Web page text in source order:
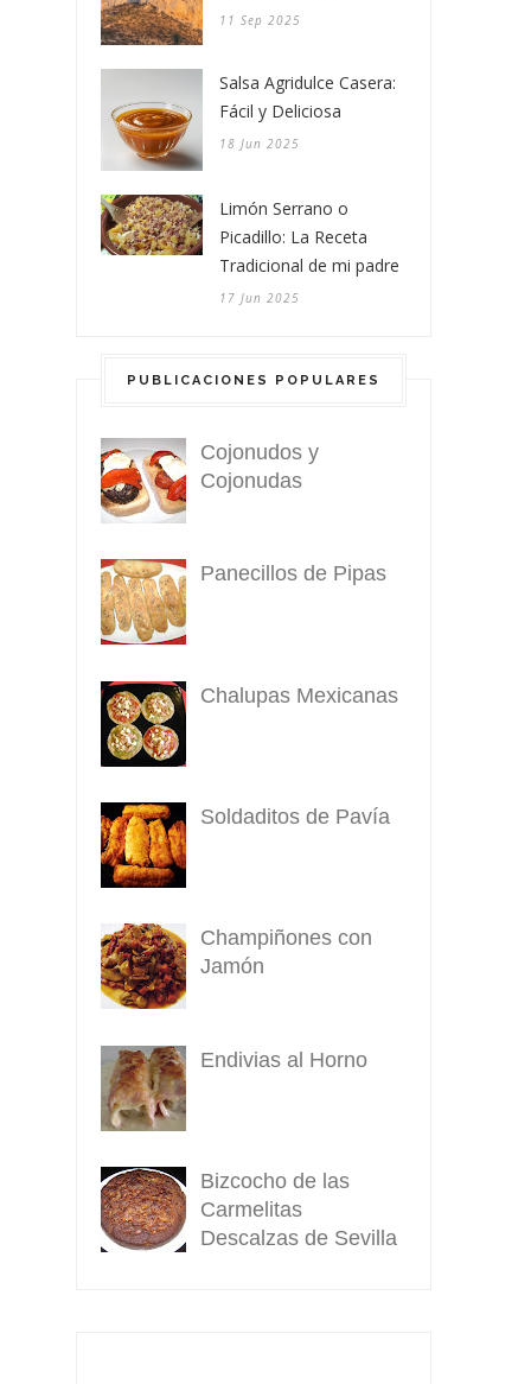
11 Sep 2025
Salsa Agridulce Casera:
Fácil y Deliciosa
18 Jun 2025
Limón Serrano o
Picadillo: La Receta
Tradicional de mi padre
17 Jun 2025
PUBLICACIONES POPULARES
Cojonudos y
Cojonudas
Panecillos de Pipas
Chalupas Mexicanas
Soldaditos de Pavía
Champiñones con
Jamón
Endivias al Horno
Bizcocho de las
Carmelitas
Descalzas de Sevilla